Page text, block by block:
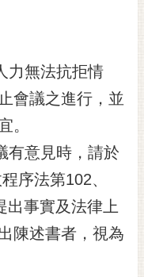
力無法抗拒情
會議之進行，並
。
有意見時，請於
序法第102、
出事實及法律上
陳述書者，視為